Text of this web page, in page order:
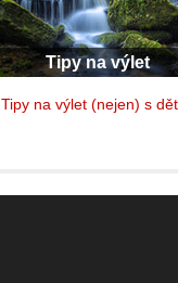
Tipy na výlet
Tipy na výlet (nejen) s